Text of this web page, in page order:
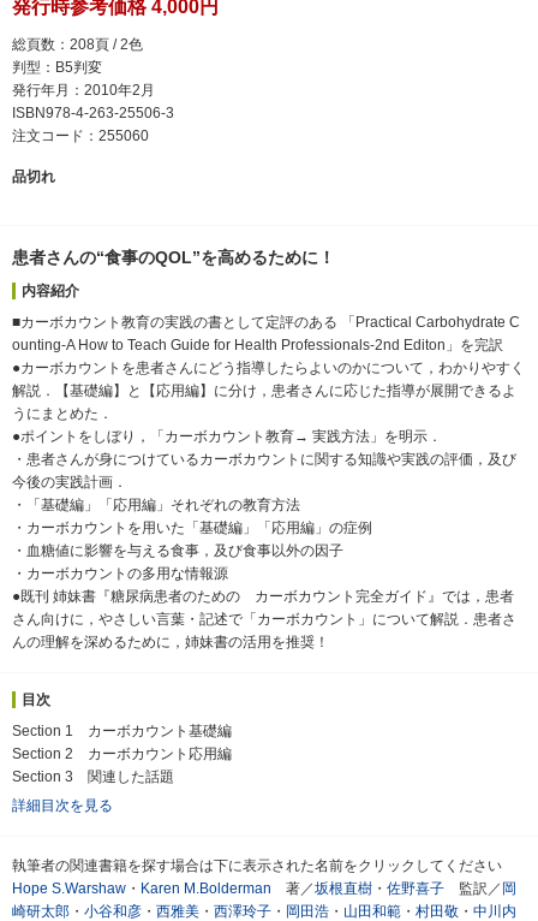
発行時参考価格 4,000円
総頁数：208頁 / 2色
判型：B5判変
発行年月：2010年2月
ISBN978-4-263-25506-3
注文コード：255060
品切れ
患者さんの“食事のQOL”を高めるために！
内容紹介
■カーボカウント教育の実践の書として定評のある 「Practical Carbohydrate C
ounting-A How to Teach Guide for Health Professionals-2nd Editon」を完訳
●カーボカウントを患者さんにどう指導したらよいのかについて，わかりやすく
解説．【基礎編】と【応用編】に分け，患者さんに応じた指導が展開できるよ
うにまとめた．
●ポイントをしぼり，「カーボカウント教育→ 実践方法」を明示．
・患者さんが身につけているカーボカウントに関する知識や実践の評価，及び
今後の実践計画．
・「基礎編」「応用編」それぞれの教育方法
・カーボカウントを用いた「基礎編」「応用編」の症例
・血糖値に影響を与える食事，及び食事以外の因子
・カーボカウントの多用な情報源
●既刊 姉妹書『糖尿病患者のための カーボカウント完全ガイド』では，患者
さん向けに，やさしい言葉・記述で「カーボカウント」について解説．患者さ
んの理解を深めるために，姉妹書の活用を推奨！
目次
Section 1 カーボカウント基礎編
Section 2 カーボカウント応用編
Section 3 関連した話題
詳細目次を見る
執筆者の関連書籍を探す場合は下に表示された名前をクリックしてください
Hope S.Warshaw ・ Karen M.Bolderman 著／坂根直樹 ・ 佐野喜子 監訳／ 岡
崎研太郎 ・ 小谷和彦 ・ 西雅美 ・ 西澤玲子 ・ 岡田浩 ・ 山田和範 ・ 村田敬 ・ 中川内